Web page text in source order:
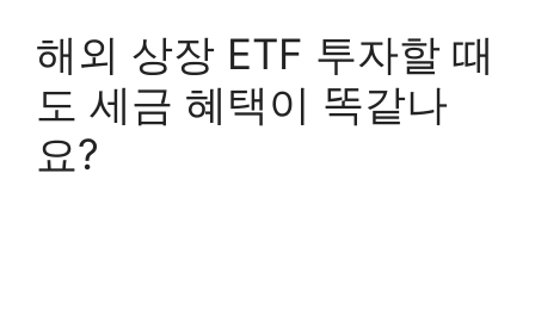
해외 상장 ETF 투자할 때
도 세금 혜택이 똑같나
요?